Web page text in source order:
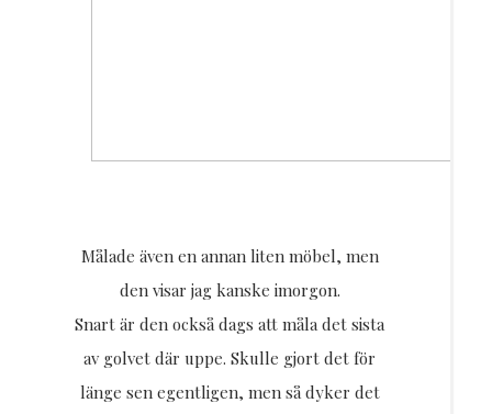
Målade även en annan liten möbel, men
den visar jag kanske imorgon.
Snart är den också dags att måla det sista
av golvet där uppe. Skulle gjort det för
länge sen egentligen, men så dyker det